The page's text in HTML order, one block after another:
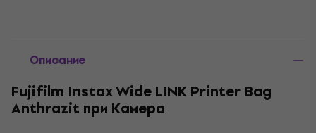
Описание
Fujifilm Instax Wide LINK Printer Bag
Anthrazit при Камера